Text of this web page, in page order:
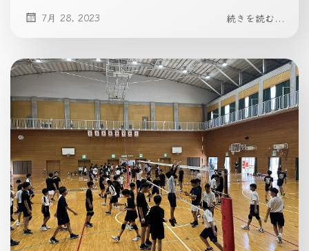
7月 28, 2023 続きを読む...